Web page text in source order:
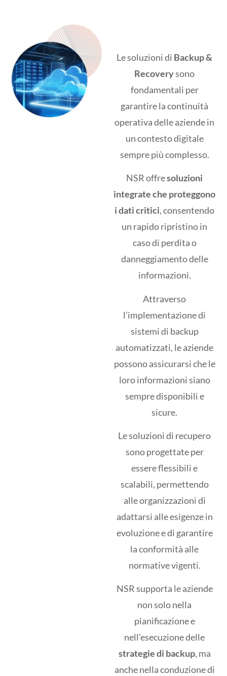
Le soluzioni di Backup &
Recoverysono
fondamentali per
garantire la continuità
operativa delle aziende in
un contesto digitale
sempre più complesso.
NSR offresoluzioni
integrate che proteggono
i dati critici, consentendo
un rapido ripristino in
caso di perdita o
danneggiamento delle
informazioni.
Attraverso
l’implementazione di
sistemi di backup
automatizzati, le aziende
possono assicurarsi che le
loro informazioni siano
sempre disponibili e
sicure.
Le soluzioni di recupero
sono progettate per
essere flessibili e
scalabili, permettendo
alle organizzazioni di
adattarsi alle esigenze in
evoluzione e di garantire
la conformità alle
normative vigenti.
NSR supporta le aziende
non solo nella
pianificazione e
nell’esecuzione delle
strategie di backup, ma
anche nella conduzione di